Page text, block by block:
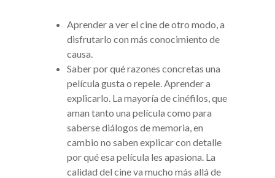
Aprender a ver el cine de otro modo, a
disfrutarlo con más conocimiento de
causa.
Saber por qué razones concretas una
película gusta o repele. Aprender a
explicarlo. La mayoría de cinéfilos, que
aman tanto una película como para
saberse diálogos de memoria, en
cambio no saben explicar con detalle
por qué esa película les apasiona. La
calidad del cine va mucho más allá de